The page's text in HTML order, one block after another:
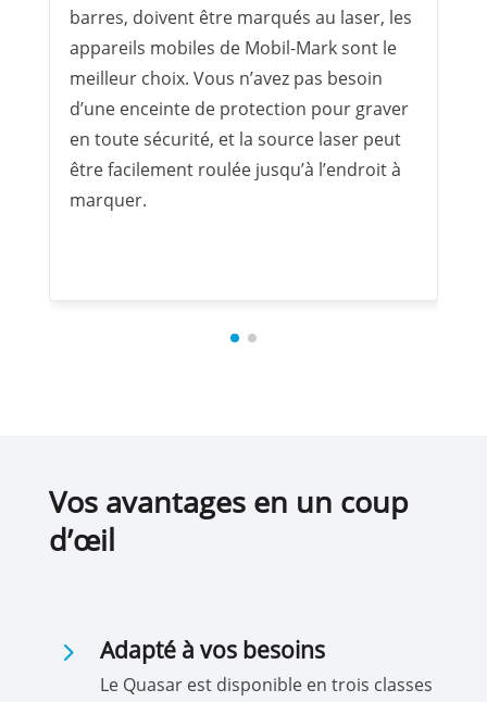
barres, doivent être marqués au laser, les
appareils mobiles de Mobil-Mark sont le
meilleur choix. Vous n’avez pas besoin
d’une enceinte de protection pour graver
en toute sécurité, et la source laser peut
être facilement roulée jusqu’à l’endroit à
marquer.
Vos avantages en un coup
d’œil
5 Adapté à vos besoins
Le Quasar est disponible en trois classes